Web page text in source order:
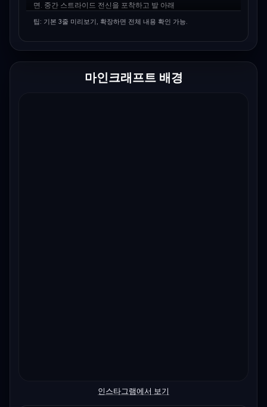
면. 중간 스트라이드 전신을 포착하고 발 아래
[background_elements]과 수평선이 어울리고
팁: 기본 3줄 미리보기, 확장하면 전체 내용 확인 가능.
마인크래프트 배경
인스타그램에서 보기